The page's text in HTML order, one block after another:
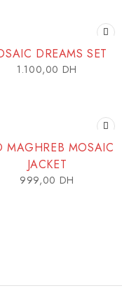
DREAMS SET
1.100,00 DH
MAGHREB MOSAIC
JACKET
999,00 DH